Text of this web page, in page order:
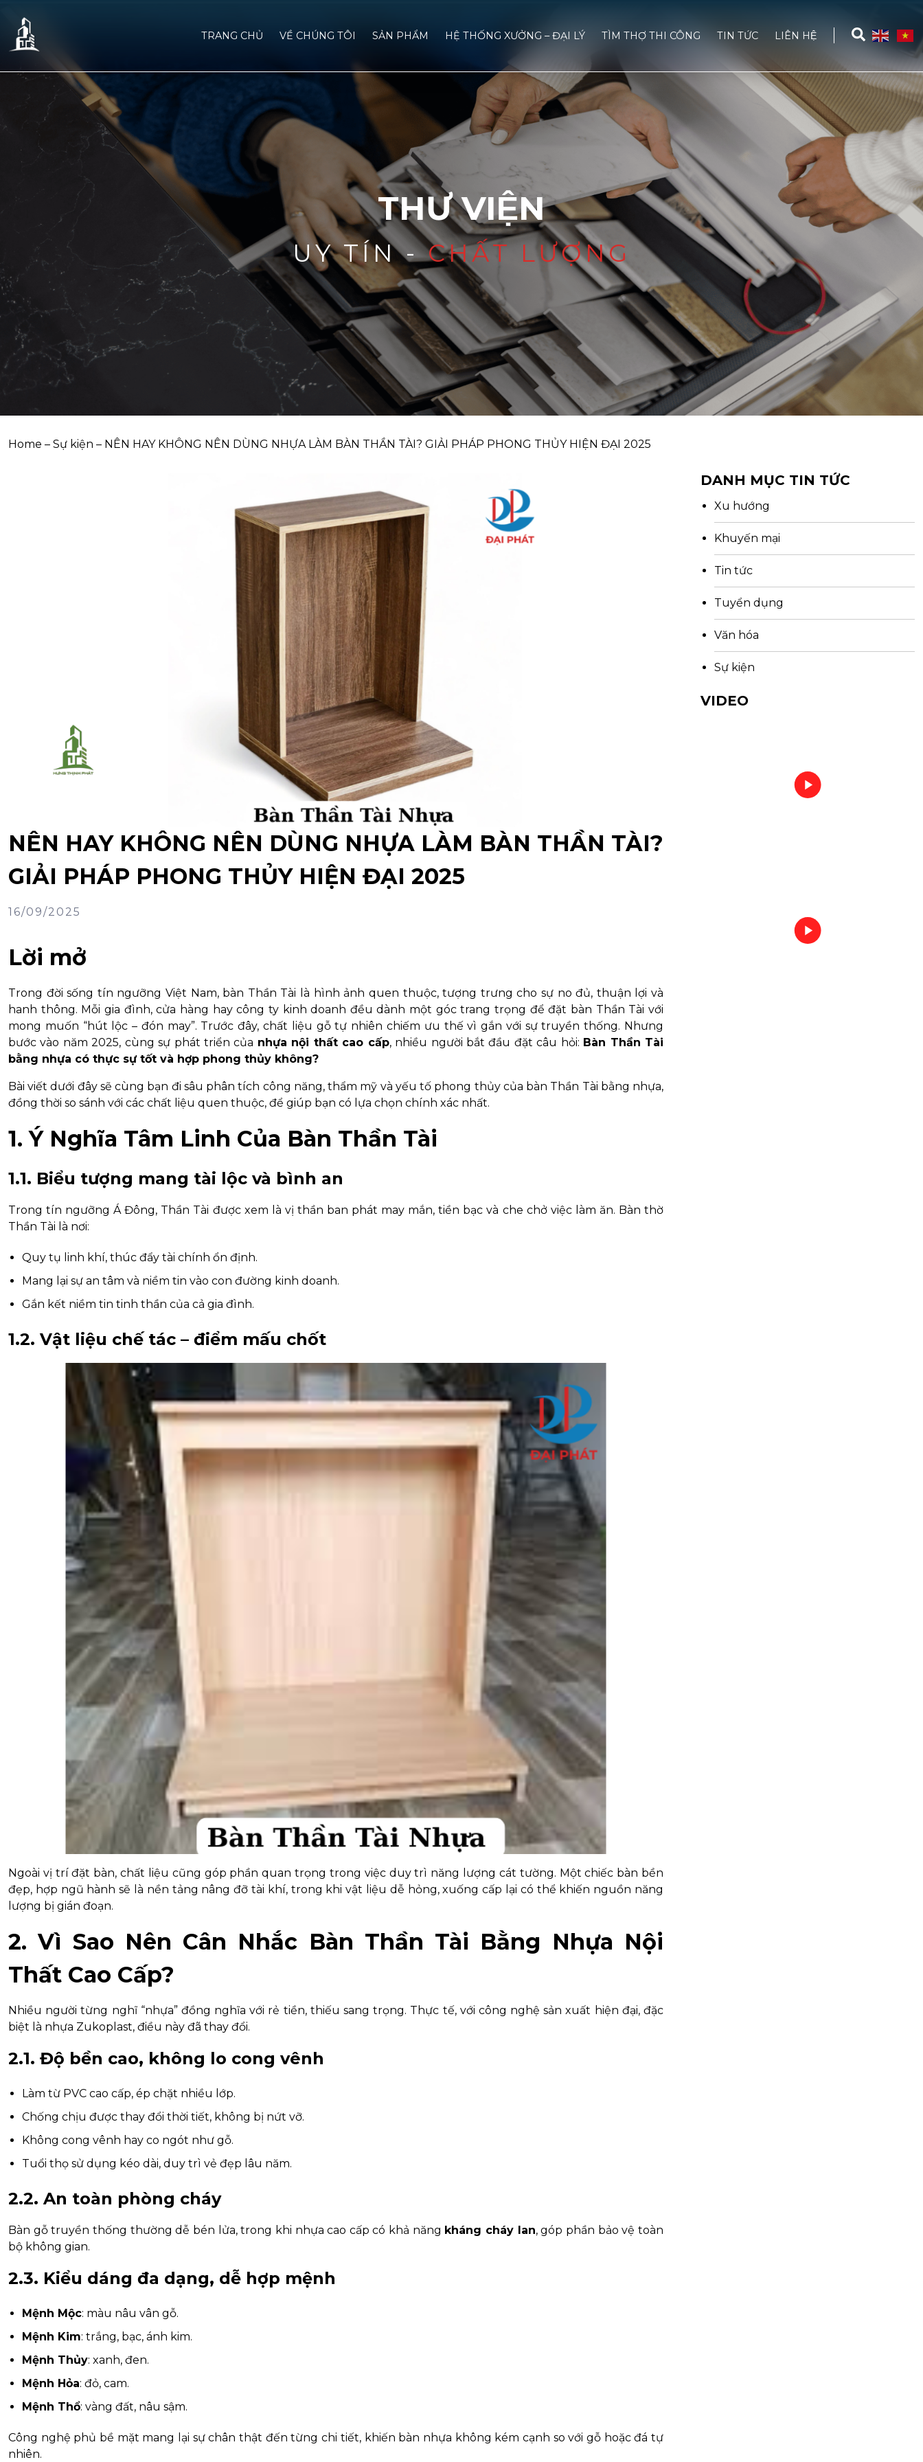
TRANG CHỦ VỀ CHÚNG TÔI SẢN PHẨM HỆ THỐNG XƯỞNG – ĐẠI LÝ TÌM THỢ THI CÔNG TIN TỨC LIÊN HỆ
THƯ VIỆN
UY TÍN -CHẤT LƯỢNG
Home – Sự kiện – NÊN HAY KHÔNG NÊN DÙNG NHỰA LÀM BÀN THẦN TÀI? GIẢI PHÁP PHONG THỦY HIỆN ĐẠI 2025
NÊN HAY KHÔNG NÊN DÙNG NHỰA LÀM BÀN THẦN TÀI?
GIẢI PHÁP PHONG THỦY HIỆN ĐẠI 2025
16/09/2025
Lời mở
Trong đời sống tín ngưỡng Việt Nam, bàn Thần Tài là hình ảnh quen thuộc, tượng trưng cho sự no đủ, thuận lợi và
hanh thông. Mỗi gia đình, cửa hàng hay công ty kinh doanh đều dành một góc trang trọng để đặt bàn Thần Tài với
mong muốn “hút lộc – đón may”. Trước đây, chất liệu gỗ tự nhiên chiếm ưu thế vì gắn với sự truyền thống. Nhưng
bước vào năm 2025, cùng sự phát triển của nhựa nội thất cao cấp, nhiều người bắt đầu đặt câu hỏi: Bàn Thần Tài
bằng nhựa có thực sự tốt và hợp phong thủy không?
Bài viết dưới đây sẽ cùng bạn đi sâu phân tích công năng, thẩm mỹ và yếu tố phong thủy của bàn Thần Tài bằng nhựa,
đồng thời so sánh với các chất liệu quen thuộc, để giúp bạn có lựa chọn chính xác nhất.
1. Ý Nghĩa Tâm Linh Của Bàn Thần Tài
1.1. Biểu tượng mang tài lộc và bình an
Trong tín ngưỡng Á Đông, Thần Tài được xem là vị thần ban phát may mắn, tiền bạc và che chở việc làm ăn. Bàn thờ
Thần Tài là nơi:
Quy tụ linh khí, thúc đẩy tài chính ổn định.
Mang lại sự an tâm và niềm tin vào con đường kinh doanh.
Gắn kết niềm tin tinh thần của cả gia đình.
1.2. Vật liệu chế tác – điểm mấu chốt
Ngoài vị trí đặt bàn, chất liệu cũng góp phần quan trọng trong việc duy trì năng lượng cát tường. Một chiếc bàn bền
đẹp, hợp ngũ hành sẽ là nền tảng nâng đỡ tài khí, trong khi vật liệu dễ hỏng, xuống cấp lại có thể khiến nguồn năng
lượng bị gián đoạn.
2. Vì Sao Nên Cân Nhắc Bàn Thần Tài Bằng Nhựa Nội
Thất Cao Cấp?
Nhiều người từng nghĩ “nhựa” đồng nghĩa với rẻ tiền, thiếu sang trọng. Thực tế, với công nghệ sản xuất hiện đại, đặc
biệt là nhựa Zukoplast, điều này đã thay đổi.
2.1. Độ bền cao, không lo cong vênh
Làm từ PVC cao cấp, ép chặt nhiều lớp.
Chống chịu được thay đổi thời tiết, không bị nứt vỡ.
Không cong vênh hay co ngót như gỗ.
Tuổi thọ sử dụng kéo dài, duy trì vẻ đẹp lâu năm.
2.2. An toàn phòng cháy
Bàn gỗ truyền thống thường dễ bén lửa, trong khi nhựa cao cấp có khả năng kháng cháy lan, góp phần bảo vệ toàn
bộ không gian.
2.3. Kiểu dáng đa dạng, dễ hợp mệnh
Mệnh Mộc: màu nâu vân gỗ.
Mệnh Kim: trắng, bạc, ánh kim.
Mệnh Thủy: xanh, đen.
Mệnh Hỏa: đỏ, cam.
Mệnh Thổ: vàng đất, nâu sậm.
Công nghệ phủ bề mặt mang lại sự chân thật đến từng chi tiết, khiến bàn nhựa không kém cạnh so với gỗ hoặc đá tự
nhiên.
DANH MỤC TIN TỨC
Xu hướng
Khuyến mại
Tin tức
Tuyển dụng
Văn hóa
Sự kiện
VIDEO